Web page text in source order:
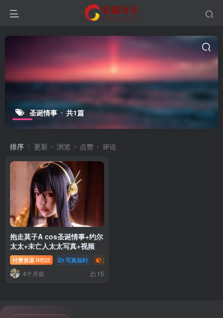
圣诞情事 共1篇
排序 更新 浏览 点赞 评论
抱走莫子A cos圣诞情事+约尔
太太+未亡人太太写真+视频
付费资源 R币22 写真福利 萝莉写真照片专题
4个月前 15